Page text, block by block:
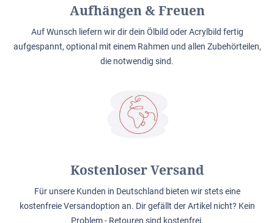
Aufhängen & Freuen
Auf Wunsch liefern wir dir dein Ölbild oder Acrylbild fertig
aufgespannt, optional mit einem Rahmen und allen Zubehörteilen,
die notwendig sind.
Kostenloser Versand
Für unsere Kunden in Deutschland bieten wir stets eine
kostenfreie Versandoption an. Dir gefällt der Artikel nicht? Kein
Problem - Retouren sind kostenfrei.